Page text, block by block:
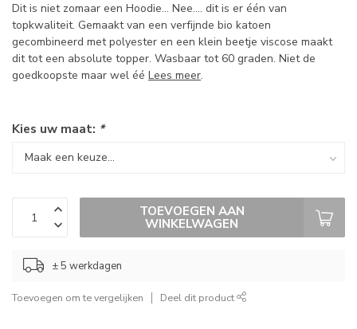
Dit is niet zomaar een Hoodie... Nee.... dit is er één van
topkwaliteit. Gemaakt van een verfijnde bio katoen
gecombineerd met polyester en een klein beetje viscose maakt
dit tot een absolute topper. Wasbaar tot 60 graden. Niet de
goedkoopste maar wel éé Lees meer.
Kies uw maat: *
TOEVOEGEN AAN
WINKELWAGEN
± 5 werkdagen
Toevoegen om te vergelijken Deel dit product